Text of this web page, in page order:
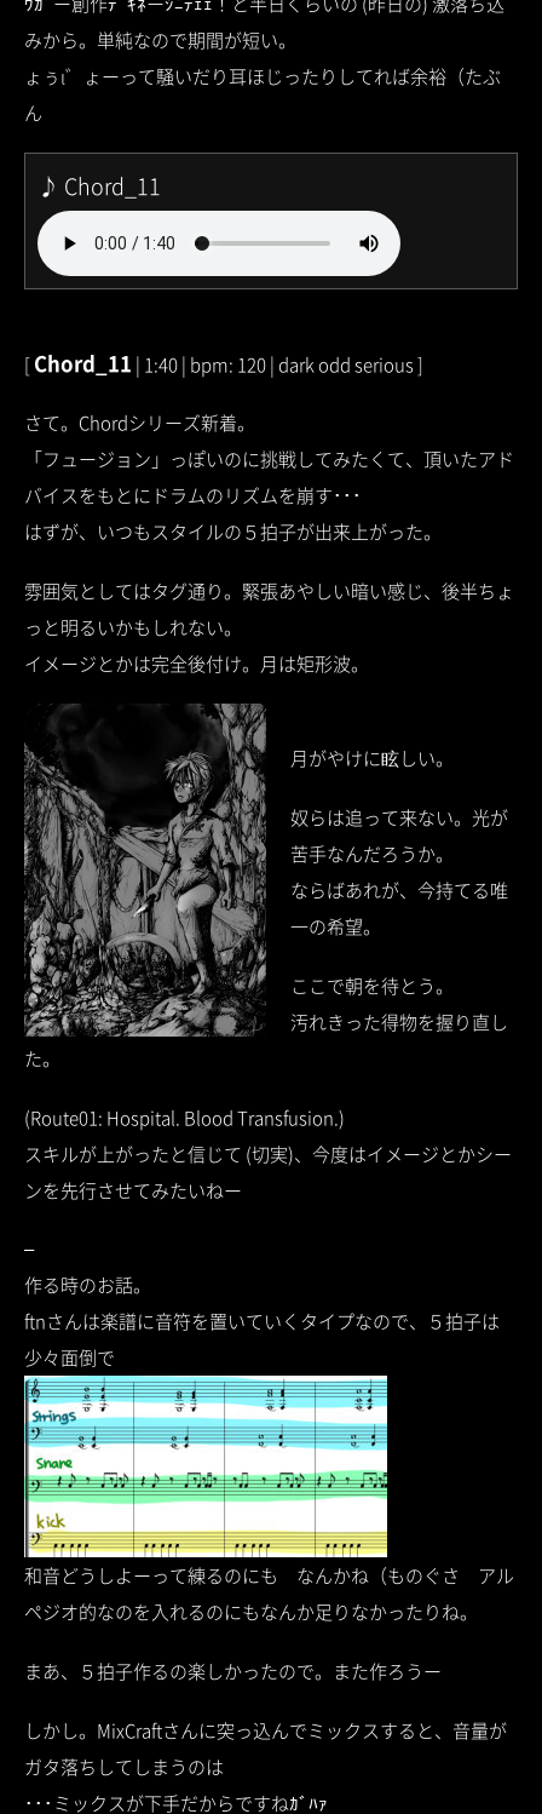
みから。単純なので期間が短い。
ょぅι゛ょーって騒いだり耳ほじったりしてれば余裕（たぶ
ん
♪ Chord_11
[Chord_11 | 1:40 | bpm: 120 | dark odd serious ]
さて。Chordシリーズ新着。
「フュージョン」っぽいのに挑戦してみたくて、頂いたアド
バイスをもとにドラムのリズムを崩す･･･
はずが、いつもスタイルの５拍子が出来上がった。
雰囲気としてはタグ通り。緊張あやしい暗い感じ、後半ちょ
っと明るいかもしれない。
イメージとかは完全後付け。月は矩形波。
月がやけに眩しい。
奴らは追って来ない。光が
苦手なんだろうか。
ならばあれが、今持てる唯
一の希望。
ここで朝を待とう。
汚れきった得物を握り直し
た。
(Route01: Hospital. Blood Transfusion.)
スキルが上がったと信じて (切実)、今度はイメージとかシー
ンを先行させてみたいねー
–
作る時のお話。
ftnさんは楽譜に音符を置いていくタイプなので、５拍子は
少々面倒で
和音どうしよーって練るのにも なんかね（ものぐさ アル
ペジオ的なのを入れるのにもなんか足りなかったりね。
まあ、５拍子作るの楽しかったので。また作ろうー
しかし。MixCraftさんに突っ込んでミックスすると、音量が
ガタ落ちしてしまうのは
･･･ミックスが下手だからですねｶﾞﾊｧ